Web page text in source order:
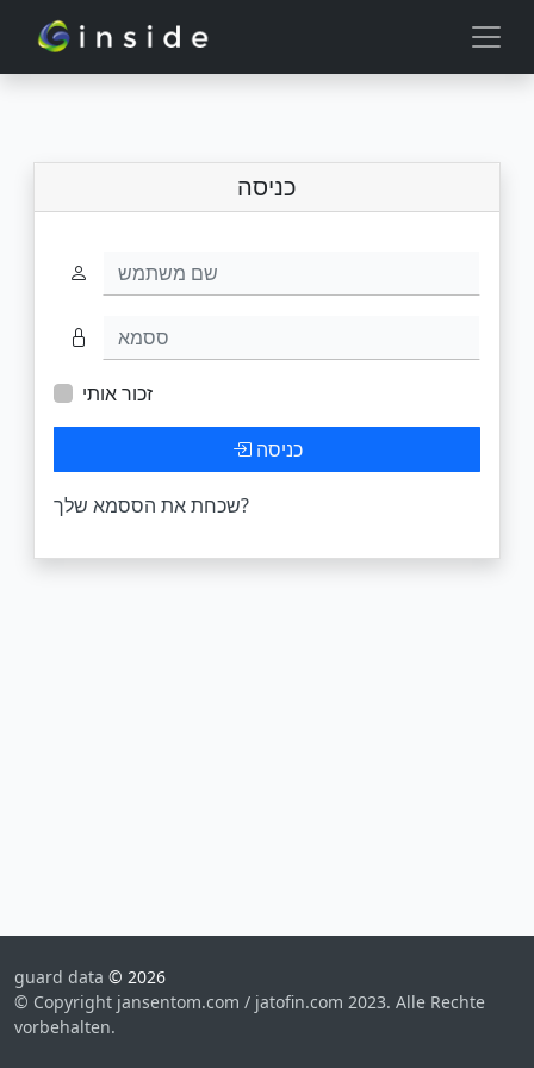
כניסה
שם משתמש
ססמא
זכור אותי
כניסה
שכחת את הססמא שלך?
guard data © 2026
© Copyright jansentom.com / jatofin.com 2023. Alle Rechte
vorbehalten.